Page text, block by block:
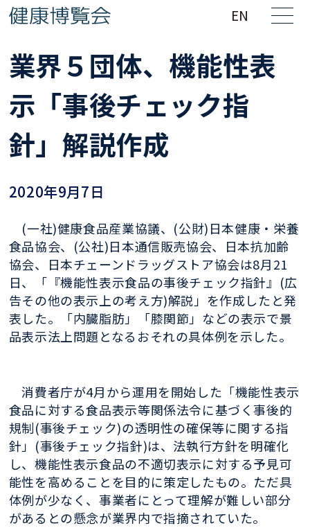
EN
業界５団体、機能性表
示「事後チェック指
針」解説作成
2020年9月7日
(一社)健康食品産業協議、(公財)日本健康・栄養
食品協会、(公社)日本通信販売協会、日本抗加齢
協会、日本チェーンドラッグストア協会は8月21
日、「『機能性表示食品の事後チェック指針』(広
告その他の表示上の考え方)解説」を作成したと発
表した。「内臓脂肪」「膝関節」などの表示で景
品表示法上問題となるおそれの具体例を示した。
消費者庁が4月から運用を開始した「機能性表示
食品に対する食品表示等関係法令に基づく事後的
規制(事後チェック)の透明性の確保等に関する指
針」(事後チェック指針)は、法執行方針を明確化
し、機能性表示食品の不適切表示に対する予見可
能性を高めることを目的に策定したもの。ただ具
体例が少なく、事業者にとって理解が難しい部分
があるとの懸念が業界内で指摘されていた。